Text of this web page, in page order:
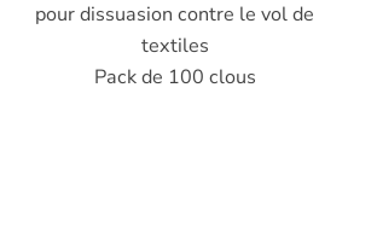
pour dissuasion contre le vol de
textiles
Pack de 100 clous